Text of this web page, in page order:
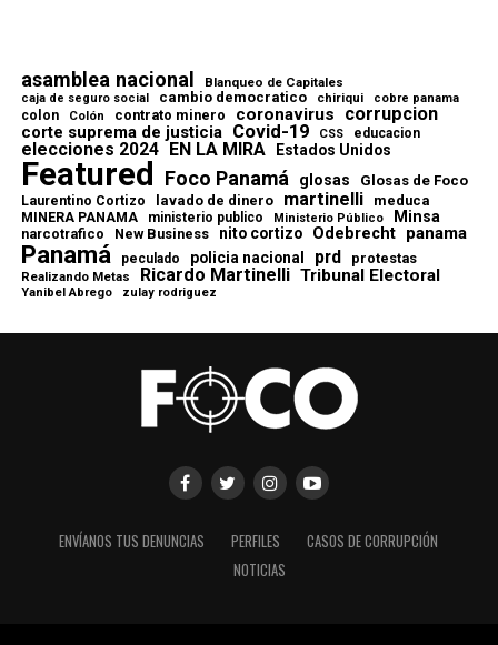
asamblea nacional Blanqueo de Capitales
caja de seguro social cambio democratico chiriqui cobre panama
colon Colón contrato minero coronavirus corrupcion
corte suprema de justicia Covid-19 CSS educacion
elecciones 2024 EN LA MIRA Estados Unidos
Featured Foco Panamá glosas Glosas de Foco
Laurentino Cortizo lavado de dinero martinelli meduca
MINERA PANAMA ministerio publico Ministerio Público Minsa
narcotrafico New Business nito cortizo Odebrecht panama
Panamá peculado policia nacional prd protestas
Realizando Metas Ricardo Martinelli Tribunal Electoral
Yanibel Abrego zulay rodriguez
ENVÍANOS TUS DENUNCIAS PERFILES
CASOS DE CORRUPCIÓN
NOTICIAS